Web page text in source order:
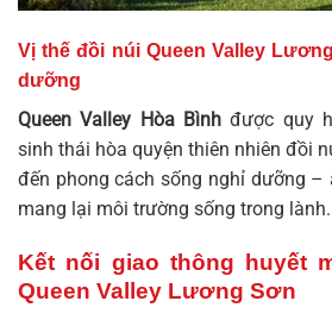
Vị thế đồi núi Queen Valley
dưỡng
Queen Valley Hòa Bình được quy
sinh thái hòa quyện thiên nhiên đồi
đến phong cách sống nghỉ dưỡng –
mang lại môi trường sống trong lành.
Kết nối giao thông huyết
Queen Valley Lương Sơn